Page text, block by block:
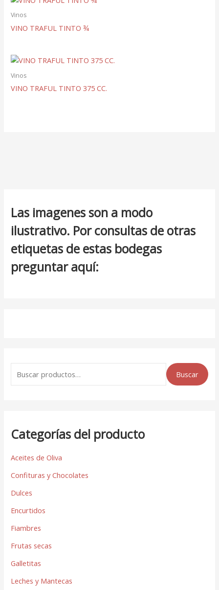
Las imagenes son a modo
ilustrativo. Por consultas de otras
etiquetas de estas bodegas
preguntar aquí:
Buscar
Categorías del producto
Aceites de Oliva
Confituras y Chocolates
Dulces
Encurtidos
Fiambres
Frutas secas
Galletitas
Leches y Mantecas
Vinos
VINO TRAFUL TINTO ¾
Vinos
VINO TRAFUL TINTO 375 CC.